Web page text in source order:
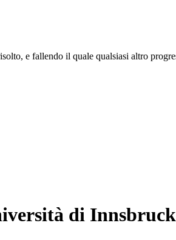
e fallendo il quale qualsiasi altro
di Innsbruck